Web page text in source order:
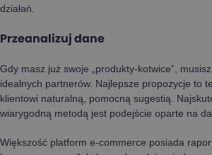
działań.
Przeanalizuj dane
Gdy masz już swoje „produkty-kotwice”,
idealnych partnerów. Najlepsze propozycje to
klientowi naturalną, pomocną sugestią.
wiarygodną metodą jest podejście oparte na
Większość platform e-commerce posiada